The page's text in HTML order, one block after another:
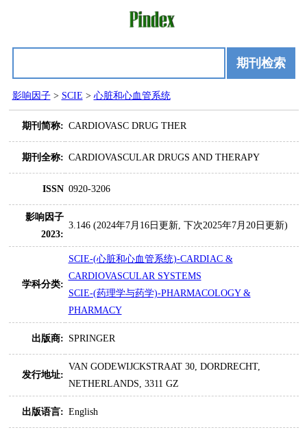
期刊检索
影响因子> SCIE > 心脏和心血管系统
期刊简称: CARDIOVASC DRUG THER
期刊全称: CARDIOVASCULAR DRUGS AND THERAPY
ISSN 0920-3206
影响因子
2023:
3.146 (2024年7月16日更新, 下次2025年7月20日更新)
学科分类:
SCIE-(心脏和心血管系统)-CARDIAC &
CARDIOVASCULAR SYSTEMS
SCIE-(药理学与药学)-PHARMACOLOGY &
PHARMACY
出版商: SPRINGER
发行地址:
VAN GODEWIJCKSTRAAT 30, DORDRECHT,
NETHERLANDS, 3311 GZ
出版语言: English